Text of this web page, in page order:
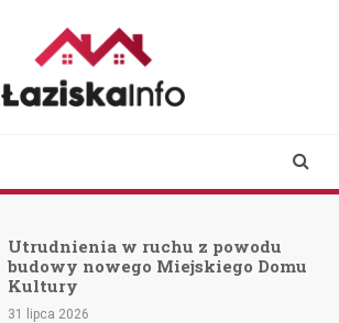
Utrudnienia w ruchu z powodu
budowy nowego Miejskiego Domu
Kultury
31 lipca 2026